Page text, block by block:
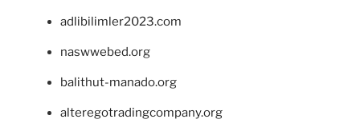
adlibilimler2023.com
naswwebed.org
balithut-manado.org
alteregotradingcompany.org